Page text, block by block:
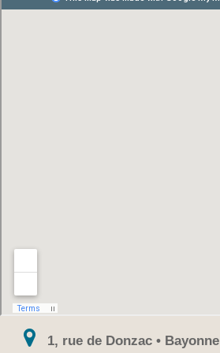
1, rue de Donzac • Bayonne